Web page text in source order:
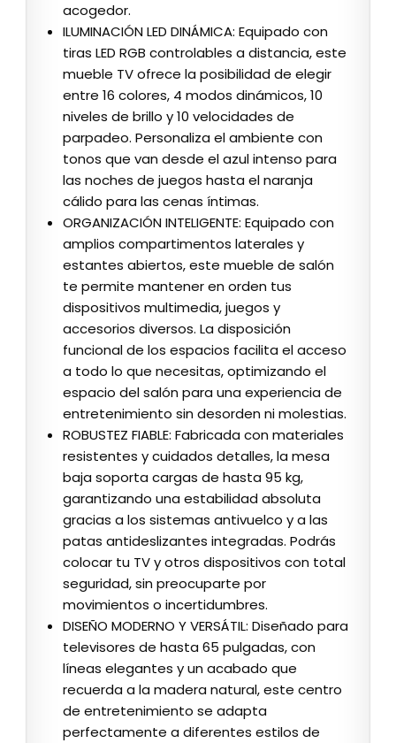
acogedor.
ILUMINACIÓN LED DINÁMICA: Equipado con
tiras LED RGB controlables a distancia, este
mueble TV ofrece la posibilidad de elegir
entre 16 colores, 4 modos dinámicos, 10
niveles de brillo y 10 velocidades de
parpadeo. Personaliza el ambiente con
tonos que van desde el azul intenso para
las noches de juegos hasta el naranja
cálido para las cenas íntimas.
ORGANIZACIÓN INTELIGENTE: Equipado con
amplios compartimentos laterales y
estantes abiertos, este mueble de salón
te permite mantener en orden tus
dispositivos multimedia, juegos y
accesorios diversos. La disposición
funcional de los espacios facilita el acceso
a todo lo que necesitas, optimizando el
espacio del salón para una experiencia de
entretenimiento sin desorden ni molestias.
ROBUSTEZ FIABLE: Fabricada con materiales
resistentes y cuidados detalles, la mesa
baja soporta cargas de hasta 95 kg,
garantizando una estabilidad absoluta
gracias a los sistemas antivuelco y a las
patas antideslizantes integradas. Podrás
colocar tu TV y otros dispositivos con total
seguridad, sin preocuparte por
movimientos o incertidumbres.
DISEÑO MODERNO Y VERSÁTIL: Diseñado para
televisores de hasta 65 pulgadas, con
líneas elegantes y un acabado que
recuerda a la madera natural, este centro
de entretenimiento se adapta
perfectamente a diferentes estilos de